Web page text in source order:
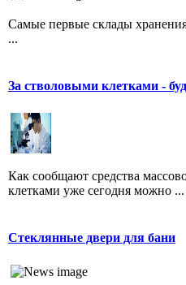
Самые первые склады
...
За стволовыми клетками -
Как сообщают средства
клетками уже сегодня можно ...
Стеклянные двери для бани